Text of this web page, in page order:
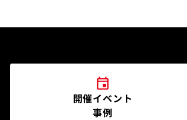
開催イベント
事例